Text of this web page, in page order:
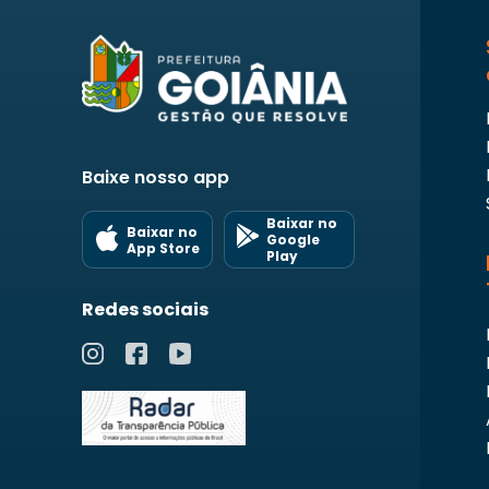
Baixe nosso app
Baixar no
App Store
Baixar no
Google
Play
Redes sociais